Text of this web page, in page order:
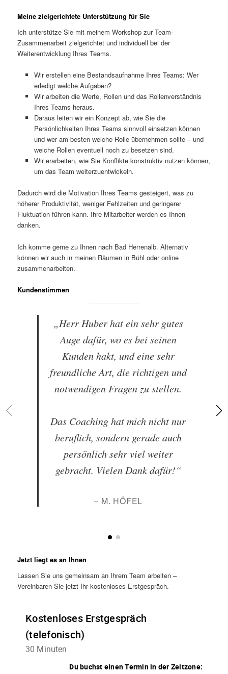
Meine zielgerichtete Unterstützung für Sie
Ich unterstütze Sie mit meinem Workshop zur Team-
Zusammenarbeit zielgerichtet und individuell bei der
Weiterentwicklung Ihres Teams.
Wir erstellen eine Bestandsaufnahme Ihres Teams: Wer
erledigt welche Aufgaben?
Wir arbeiten die Werte, Rollen und das Rollenverständnis
Ihres Teams heraus.
Daraus leiten wir ein Konzept ab, wie Sie die
Persönlichkeiten Ihres Teams sinnvoll einsetzen können
und wer am besten welche Rolle übernehmen sollte – und
welche Rollen eventuell noch zu besetzen sind.
Wir erarbeiten, wie Sie Konflikte konstruktiv nutzen können,
um das Team weiterzuentwickeln.
Dadurch wird die Motivation Ihres Teams gesteigert, was zu
höherer Produktivität, weniger Fehlzeiten und geringerer
Fluktuation führen kann. Ihre Mitarbeiter werden es Ihnen
danken.
Ich komme gerne zu Ihnen nach Bad Herrenalb. Alternativ
können wir auch in meinen Räumen in Bühl oder online
zusammenarbeiten.
Kundenstimmen
„Herr Huber hat ein sehr gutes
Auge dafür, wo es bei seinen
Kunden hakt, und eine sehr
freundliche Art, die richtigen und
notwendigen Fragen zu stellen.
Das Coaching hat mich nicht nur
beruflich, sondern gerade auch
persönlich sehr viel weiter
gebracht. Vielen Dank dafür!“
– M. HÖFEL
Jetzt liegt es an Ihnen
Lassen Sie uns gemeinsam an Ihrem Team arbeiten –
Vereinbaren Sie jetzt Ihr kostenloses Erstgespräch.